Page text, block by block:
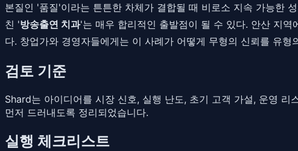
본질인 '품질'이라는 튼튼한 차체가 결합될 때 비로소 지속 가능한
친 '방송출연 치과'는 매우 합리적인 출발점이 될 수 있다. 안산 지역
다. 창업가와 경영자들에게는 이 사례가 어떻게 무형의 신뢰를 유
검토 기준
Shard는 아이디어를 시장 신호, 실행 난도, 초기 고객 가설, 운영
먼저 드러내도록 정리되었습니다.
실행 체크리스트